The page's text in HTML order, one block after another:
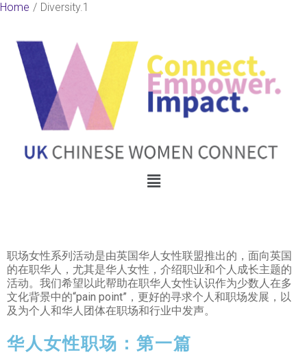
Skip
Home Diversity.1
Menu
职场女性系列活动是由英国华人女性联盟推出的，面向英国
的在职华人，尤其是华人女性，介绍职业和个人成长主题的
活动。我们希望以此帮助在职华人女性认识作为少数人在多
文化背景中的“pain point”，更好的寻求个人和职场发展，以
及为个人和华人团体在职场和行业中发声。
华人女性职场：第一篇